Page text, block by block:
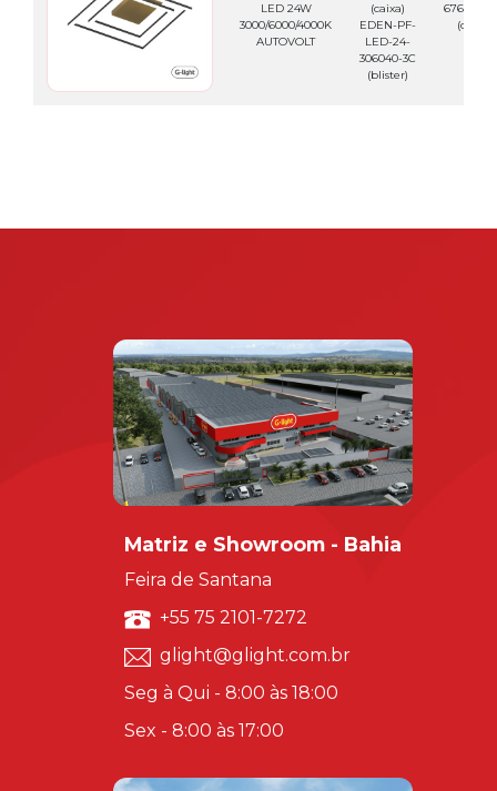
LED 24W
3000/6000/4000K
AUTOVOLT
(caixa)
EDEN-PF-
LED-24-
306040-3C
(blister)
(caixa)
Matriz e Showroom - Bahia
Feira de Santana
+55 75 2101-7272
glight@glight.com.br
Seg à Qui - 8:00 às 18:00
Sex - 8:00 às 17:00